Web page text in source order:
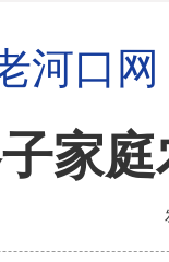
河口网
家